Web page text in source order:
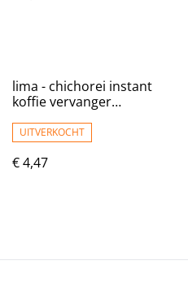
lima - chichorei instant
koffie vervanger
UITVERKOCHT
€ 4,47